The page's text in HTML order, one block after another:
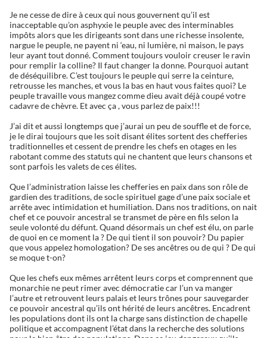
Je ne cesse de dire à ceux qui nous gouvernent qu’il est
inacceptable qu’on asphyxie le peuple avec des interminables
impôts alors que les dirigeants sont dans une richesse insolente,
nargue le peuple, ne payent ni ‘eau, ni lumière, ni maison, le pays
leur ayant tout donné. Comment toujours vouloir creuser le ravin
pour remplir la colline? Il faut changer la donne. Pourquoi autant
de déséquilibre. C’est toujours le peuple qui serre la ceinture,
retrousse les manches, et vous la bas en haut vous faites quoi? Le
peuple travaille vous mangez comme dieu avait déjà coupé votre
cadavre de chèvre. Et avec ça , vous parlez de paix!!!
J’ai dit et aussi longtemps que j’aurai un peu de souffle et de force,
je le dirai toujours que les soit disant élites sortent des chefferies
traditionnelles et cessent de prendre les chefs en otages en les
rabotant comme des statuts qui ne chantent que leurs chansons et
sont parfois les valets de ces élites.
Que l’administration laisse les chefferies en paix dans son rôle de
gardien des traditions, de socle spirituel gage d’une paix sociale et
arrête avec intimidation et humiliation. Dans nos traditions, on nait
chef et ce pouvoir ancestral se transmet de père en fils selon la
seule volonté du défunt. Quand désormais un chef est élu, on parle
de quoi en ce moment la ? De qui tient il son pouvoir? Du papier
que vous appelez homologation? De ses ancêtres ou de qui ? De qui
se moque t-on?
Que les chefs eux mêmes arrêtent leurs corps et comprennent que
monarchie ne peut rimer avec démocratie car l’un va manger
l’autre et retrouvent leurs palais et leurs trônes pour sauvegarder
ce pouvoir ancestral qu’ils ont hérité de leurs ancêtres. Encadrent
les populations dont ils ont la charge sans distinction de chapelle
politique et accompagnent l’état dans la recherche des solutions